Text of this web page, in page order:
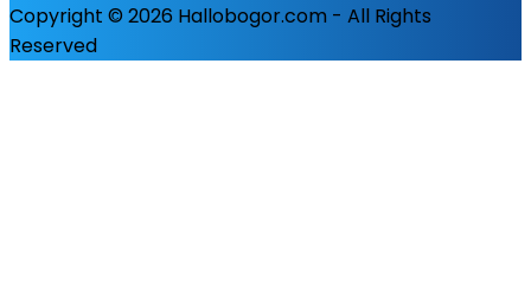
Copyright © 2026 Hallobogor.com - All Rights
Reserved